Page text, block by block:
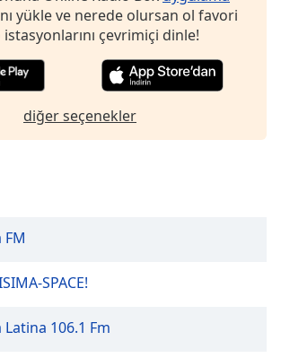
yükle ve nerede olursan ol favori
çevrimiçi dinle!
diğer seçenekler
FM
SPACE!
Latina 106.1 Fm